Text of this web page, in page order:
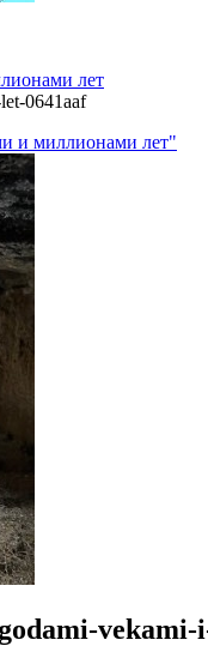
лет
0641aaf
и миллионами лет"